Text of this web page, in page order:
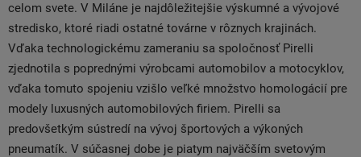
celom svete. V Miláne je najdôležitejšie výskumné a vývojové
stredisko, ktoré riadi ostatné továrne v rôznych krajinách.
Vďaka technologickému zameraniu sa spoločnosť Pirelli
zjednotila s poprednými výrobcami automobilov a motocyklov,
vďaka tomuto spojeniu vzišlo veľké množstvo homologácií pre
modely luxusných automobilových firiem. Pirelli sa
predovšetkým sústredí na vývoj športových a výkoných
pneumatík. V súčasnej dobe je piatym najväčším svetovým